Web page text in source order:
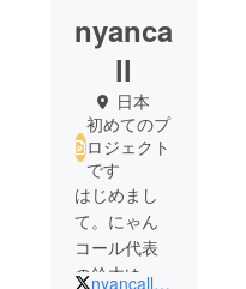
nyanca
ll
日本
初めてのプ
ロジェクト
です
はじめまし
て。にゃん
コール代表
の鈴木ゆうnyancall2239